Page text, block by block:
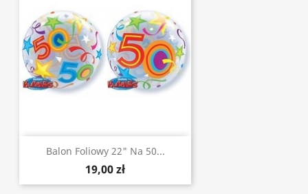
Balon Foliowy 22" Na 50...
19,00 zł